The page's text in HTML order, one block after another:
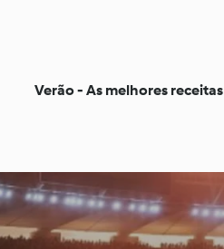
Verão - As melhores receitas